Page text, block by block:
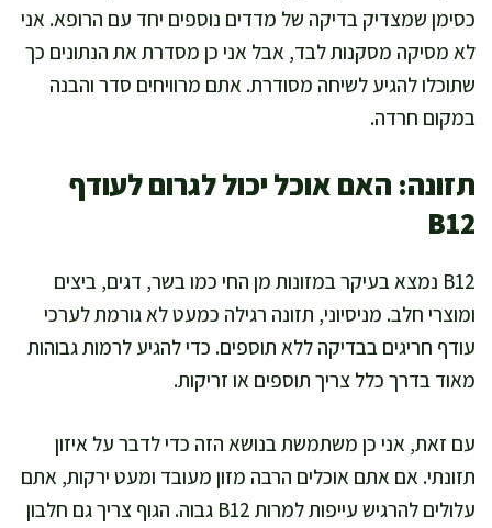
כסימן שמצדיק בדיקה של מדדים נוספים יחד עם הרופא. אני
לא מסיקה מסקנות לבד, אבל אני כן מסדרת את הנתונים כך
שתוכלו להגיע לשיחה מסודרת. אתם מרוויחים סדר והבנה
במקום חרדה.
תזונה: האם אוכל יכול לגרום לעודף
B12
B12 נמצא בעיקר במזונות מן החי כמו בשר, דגים, ביצים
ומוצרי חלב. מניסיוני, תזונה רגילה כמעט לא גורמת לערכי
עודף חריגים בבדיקה ללא תוספים. כדי להגיע לרמות גבוהות
מאוד בדרך כלל צריך תוספים או זריקות.
עם זאת, אני כן משתמשת בנושא הזה כדי לדבר על איזון
תזונתי. אם אתם אוכלים הרבה מזון מעובד ומעט ירקות, אתם
עלולים להרגיש עייפות למרות B12 גבוה. הגוף צריך גם חלבון